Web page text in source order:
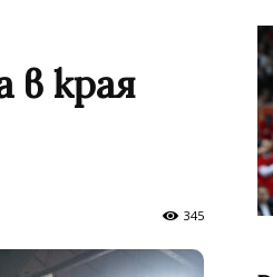
в края
345